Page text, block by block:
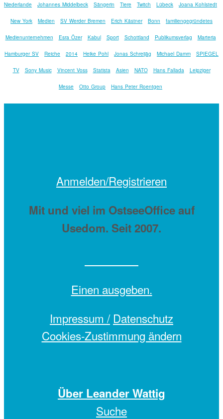
Niederlande Johannes Middelbeck Sängerin Tiere Twitch Lübeck Joana Kohlstedt
New York Medien SV Werder Bremen Erich Kästner Bonn familiengegründetes
Medienunternehmen Esra Özer Kabul Sport Schottland Publikumsverlag Marteria
Hamburger SV Reiche 2014 Heike Pohl Jonas Schreijäg Michael Damm SPIEGEL
TV Sony Music Vincent Voss Statista Asien NATO Hans Fallada Leipziger
Messe Otto Group Hans Peter Roentgen
Anmelden/Registrieren
Mit und viel im OstseeOffice auf
Usedom. Seit 2007.
Einen ausgeben.
Impressum / Datenschutz
Cookies-Zustimmung ändern
Über Leander Wattig
Suche